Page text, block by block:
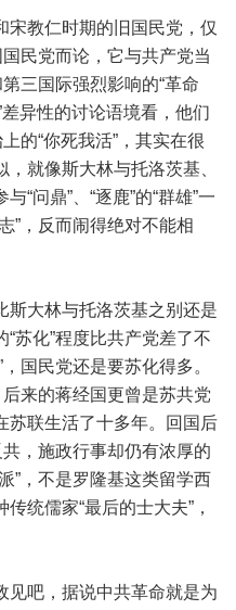
教仁时期的旧国民党，仅
民党而论，它与共产党当
三国际强烈影响的“革命
差异性的讨论语境看，他们
的“你死我活”，其实在很
就像斯大林与托洛茨基、
“问鼎”、“逐鹿”的“群雄”一
”，反而闹得绝对不能相
大林与托洛茨基之别还是
苏化”程度比共产党差了不
国民党还是要苏化得多。
来的蒋经国更曾是苏共党
苏联生活了十多年。回国后
，施政行事却仍有浓厚的
”，不是罗隆基这类留学西
统儒家“最后的士大夫”，
吧，据说中共革命就是为